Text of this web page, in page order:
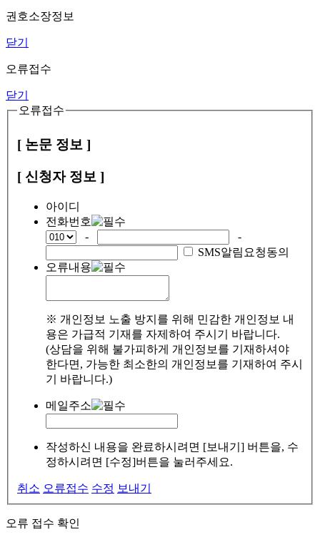
권호소장정보
닫기
오류접수
닫기
오류접수
[ 논문 정보 ]
[ 신청자 정보 ]
아이디
전화번호
-
-
SMS알림요청동의
오류내용
※ 개인정보 노출 방지를 위해 민감한 개인정보 내
용은 가급적 기재를 자제하여 주시기 바랍니다.
(상담을 위해 불가피하게 개인정보를 기재하셔야
한다면, 가능한 최소한의 개인정보를 기재하여 주시
기 바랍니다.)
메일주소
작성하신 내용을 완료하시려면 [보내기] 버튼을, 수
정하시려면 [수정]버튼을 눌러주세요.
취소 오류접수 수정 보내기
오류 접수 확인